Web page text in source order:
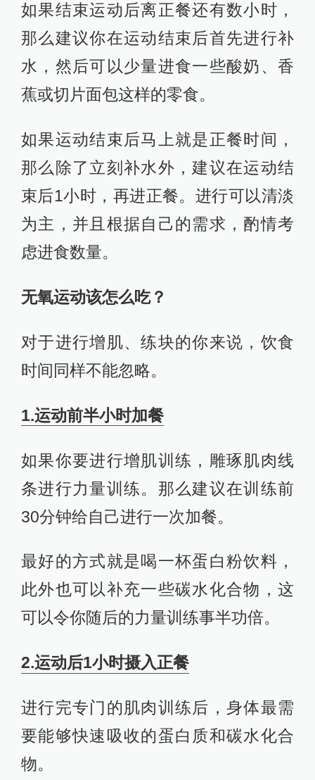
如果结束运动后离正餐还有数小时，
那么建议你在运动结束后首先进行补
水，然后可以少量进食一些酸奶、香
蕉或切片面包这样的零食。
如果运动结束后马上就是正餐时间，
那么除了立刻补水外，建议在运动结
束后1小时，再进正餐。进行可以清淡
为主，并且根据自己的需求，酌情考
虑进食数量。
无氧运动该怎么吃？
对于进行增肌、练块的你来说，饮食
时间同样不能忽略。
1.运动前半小时加餐
如果你要进行增肌训练，雕琢肌肉线
条进行力量训练。那么建议在训练前
30分钟给自己进行一次加餐。
最好的方式就是喝一杯蛋白粉饮料，
此外也可以补充一些碳水化合物，这
可以令你随后的力量训练事半功倍。
2.运动后1小时摄入正餐
进行完专门的肌肉训练后，身体最需
要能够快速吸收的蛋白质和碳水化合
物。